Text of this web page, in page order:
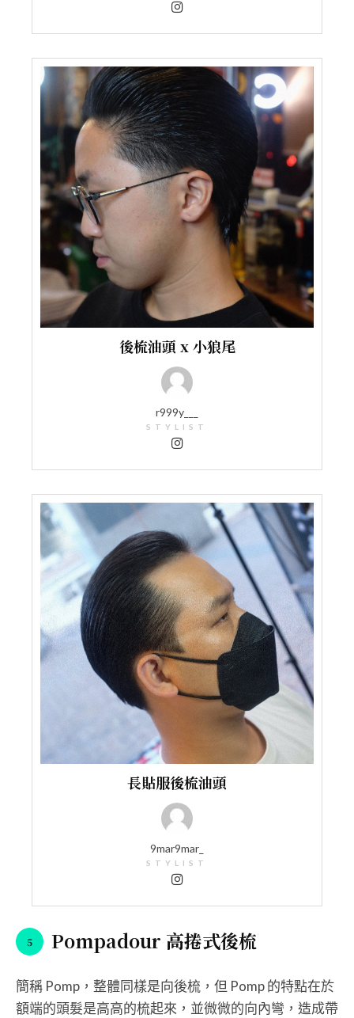
後梳油頭 x 小狼尾
r999y___
STYLIST
長貼服後梳油頭
9mar9mar_
STYLIST
Pompadour 高捲式後梳
簡稱 Pomp，整體同樣是向後梳，但 Pomp 的特點在於
額端的頭髮是高高的梳起來，並微微的向內彎，造成帶